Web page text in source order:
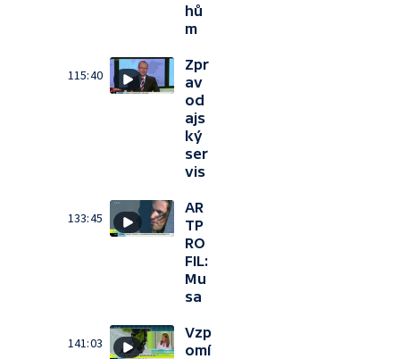
hů
m
115:40
Zpr
av
od
ajs
ký
ser
vis
133:45
AR
TP
RO
FIL:
Mu
sa
141:03
Vzp
omí